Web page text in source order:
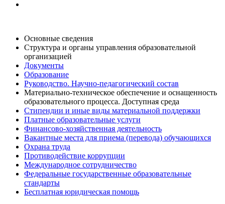
Основные сведения
Структура и органы управления образовательной
организацией
Документы
Образование
Руководство. Научно-педагогический состав
Материально-техническое обеспечение и оснащенность
образовательного процесса. Доступная среда
Стипендии и иные виды материальной поддержки
Платные образовательные услуги
Финансово-хозяйственная деятельность
Вакантные места для приема (перевода) обучающихся
Охрана труда
Противодействие коррупции
Международное сотрудничество
Федеральные государственные образовательные
стандарты
Бесплатная юридическая помощь